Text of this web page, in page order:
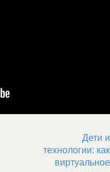
Дети и
технологии: как
виртуальное